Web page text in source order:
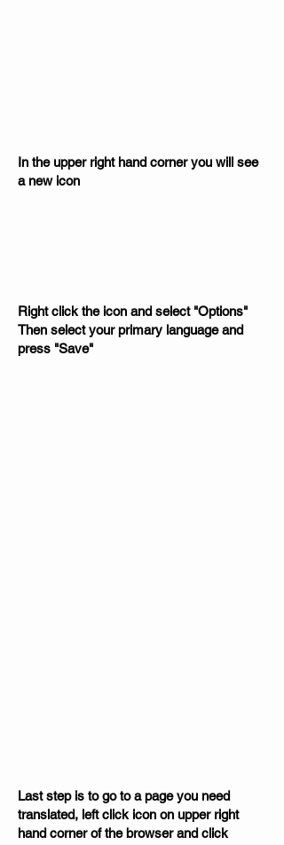
In the upper right hand corner you will see
a new icon
Right click the icon and select "Options"
Then select your primary language and
press "Save"
Last step is to go to a page you need
translated, left click icon on upper right
hand corner of the browser and click